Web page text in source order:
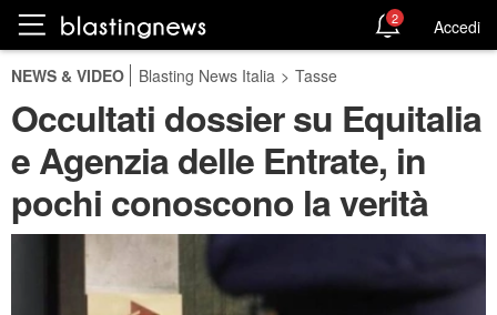
2 Accedi
NEWS & VIDEO Blasting News Italia > Tasse
Occultati dossier su Equitalia
e Agenzia delle Entrate, in
pochi conoscono la verità